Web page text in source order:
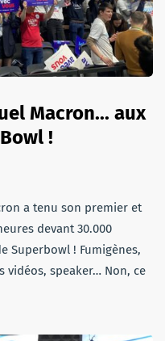
Macron... aux
!
a tenu son premier et
devant 30.000
Superbowl ! Fumigènes,
vidéos, speaker… Non, ce